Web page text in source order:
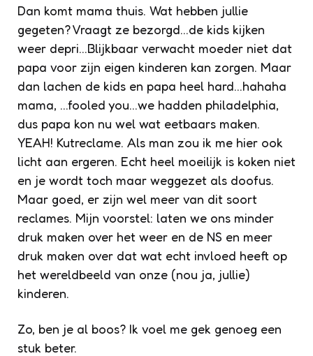
Dan komt mama thuis. Wat hebben jullie
gegeten? Vraagt ze bezorgd…de kids kijken
weer depri…Blijkbaar verwacht moeder niet dat
papa voor zijn eigen kinderen kan zorgen. Maar
dan lachen de kids en papa heel hard…hahaha
mama, …fooled you…we hadden philadelphia,
dus papa kon nu wel wat eetbaars maken.
YEAH! Kutreclame. Als man zou ik me hier ook
licht aan ergeren. Echt heel moeilijk is koken niet
en je wordt toch maar weggezet als doofus.
Maar goed, er zijn wel meer van dit soort
reclames. Mijn voorstel: laten we ons minder
druk maken over het weer en de NS en meer
druk maken over dat wat echt invloed heeft op
het wereldbeeld van onze (nou ja, jullie)
kinderen.
Zo, ben je al boos? Ik voel me gek genoeg een
stuk beter.